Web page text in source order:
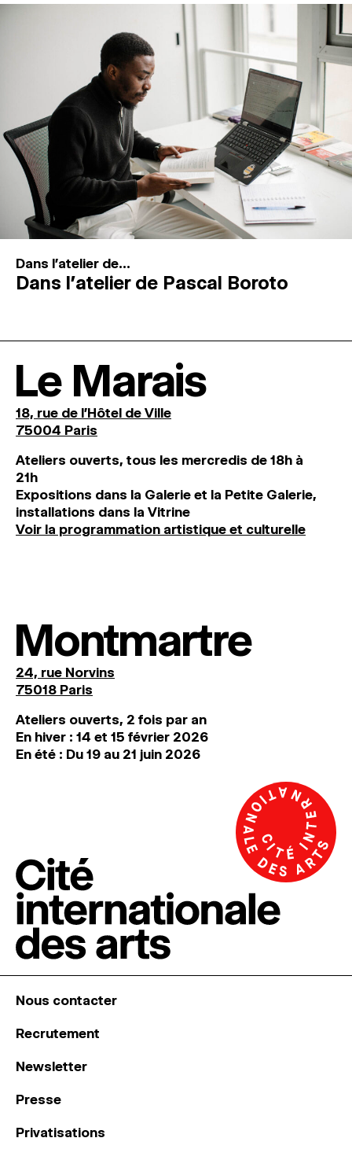
Dans l'atelier de...
Dans l’atelier de Pascal Boroto
Le Marais
18, rue de l'Hôtel de Ville
75004 Paris
Ateliers ouverts, tous les mercredis de 18h à
21h
Expositions dans la Galerie et la Petite Galerie,
installations dans la Vitrine
Voir la programmation artistique et culturelle
Montmartre
24, rue Norvins
75018 Paris
Ateliers ouverts, 2 fois par an
En hiver : 14 et 15 février 2026
En été : Du 19 au 21 juin 2026
Nous contacter
Recrutement
Newsletter
Presse
Privatisations